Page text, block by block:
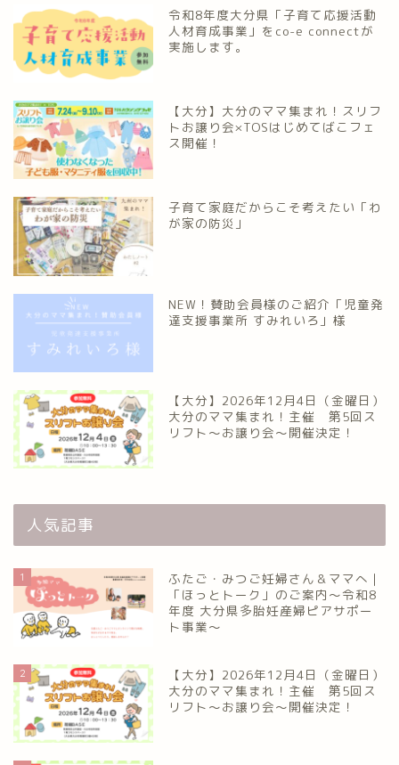
令和8年度大分県「子育て応援活動
人材育成事業」をco-e connectが
実施します。
【大分】大分のママ集まれ！スリフ
トお譲り会×TOSはじめてばこフェ
ス開催！
子育て家庭だからこそ考えたい「わ
が家の防災」
NEW！賛助会員様のご紹介「児童発
達支援事業所 すみれいろ」様
【大分】2026年12月4日（金曜日）
大分のママ集まれ！主催 第5回ス
リフト〜お譲り会〜開催決定！
人気記事
1
ふたご・みつご妊婦さん＆ママへ｜
「ほっとトーク」のご案内～令和8
年度 大分県多胎妊産婦ピアサポー
ト事業～
2
【大分】2026年12月4日（金曜日）
大分のママ集まれ！主催 第5回ス
リフト〜お譲り会〜開催決定！